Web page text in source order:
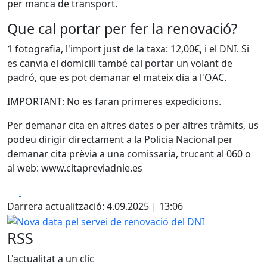
per manca de transport.
Que cal portar per fer la renovació?
1 fotografia, l'import just de la taxa: 12,00€, i el DNI. Si
es canvia el domicili també cal portar un volant de
padró, que es pot demanar el mateix dia a l'OAC.
IMPORTANT: No es faran primeres expedicions.
Per demanar cita en altres dates o per altres tràmits, us
podeu dirigir directament a la Policia Nacional per
demanar cita prèvia a una comissaria, trucant al 060 o
al web: www.citapreviadnie.es
Darrera actualització: 4.09.2025 | 13:06
Nova data pel servei de renovació del DNI
RSS
L'actualitat a un clic